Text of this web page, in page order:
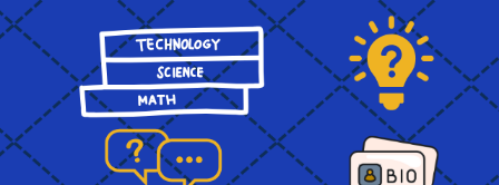
Ir
para
conteúdo